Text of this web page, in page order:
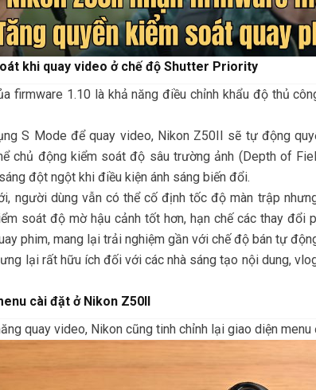
khi quay video ở chế độ Shutter Priority
firmware 1.10 là khả năng điều chỉnh khẩu độ thủ
S Mode để quay video, Nikon Z50II sẽ tự động
chủ động kiểm soát độ sâu trường ảnh (Depth of
đột ngột khi điều kiện ánh sáng biến đổi.
người dùng vẫn có thể cố định tốc độ màn trập
soát độ mờ hậu cảnh tốt hơn, hạn chế các thay đổi
phim, mang lại trải nghiệm gần với chế độ bán tự
lại rất hữu ích đối với các nhà sáng tạo nội dung,
cài đặt ở Nikon Z50II
quay video, Nikon cũng tinh chỉnh lại giao diện